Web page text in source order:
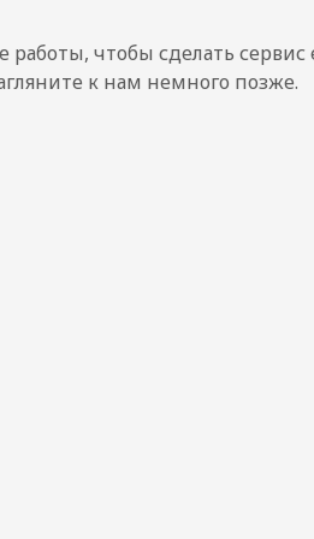
чтобы сделать сервис
к нам немного позже.